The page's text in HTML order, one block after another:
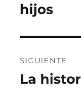
entradas
anterior:
hijos
SIGUIENTE
Entrada
La